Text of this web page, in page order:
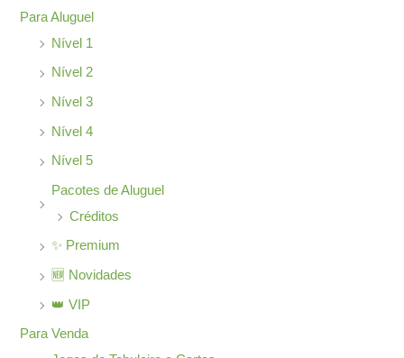
Para Aluguel
Nível 1
Nível 2
Nível 3
Nível 4
Nível 5
Pacotes de Aluguel
Créditos
✨ Premium
🆕 Novidades
👑 VIP
Para Venda